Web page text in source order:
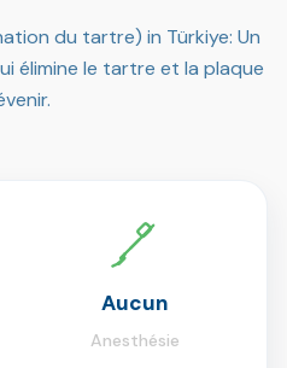
du tartre) in Türkiye: Un
élimine le tartre et la plaque
Aucun
Anesthésie